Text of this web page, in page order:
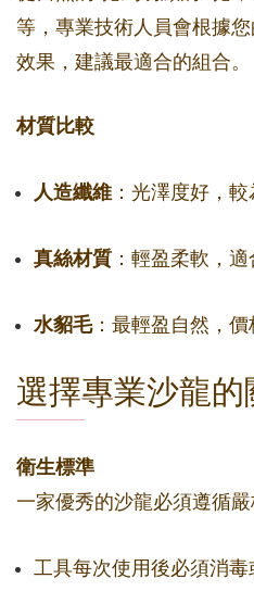
等，專業技術人員會根據
效果，建議最適合的組合。
材質比較
人造纖維 ：光澤度好，較
真絲材質 ：輕盈柔軟，
水貂毛：最輕盈自然，價
選擇專業沙龍的
衛生標準
一家優秀的沙龍必須遵循嚴
工具每次使用後必須消